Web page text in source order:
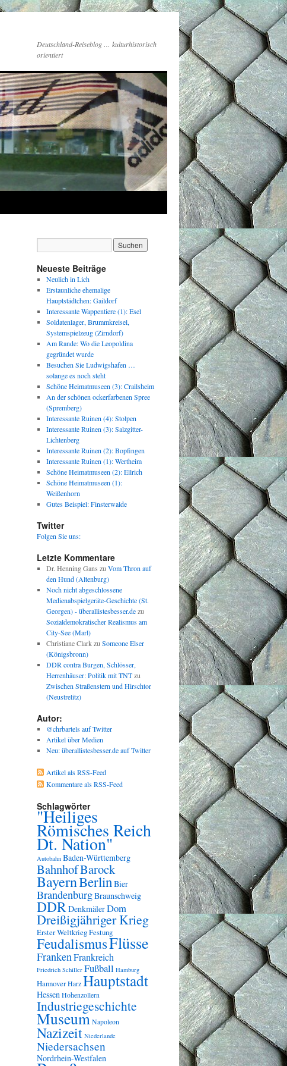
Deutschland-Reiseblog … kulturhistorisch
orientiert
Neueste Beiträge
Neulich in Lich
Erstaunliche ehemalige
Hauptstädtchen: Gaildorf
Interessante Wappentiere (1): Esel
Soldatenlager, Brummkreisel,
Systemspielzeug (Zirndorf)
Am Rande: Wo die Leopoldina
gegründet wurde
Besuchen Sie Ludwigshafen …
solange es noch steht
Schöne Heimatmuseen (3): Crailsheim
An der schönen ockerfarbenen Spree
(Spremberg)
Interessante Ruinen (4): Stolpen
Interessante Ruinen (3): Salzgitter-
Lichtenberg
Interessante Ruinen (2): Bopfingen
Interessante Ruinen (1): Wertheim
Schöne Heimatmuseen (2): Ellrich
Schöne Heimatmuseen (1):
Weißenhorn
Gutes Beispiel: Finsterwalde
Twitter
Folgen Sie uns:
Letzte Kommentare
Dr. Henning Gans zu Vom Thron auf
den Hund (Altenburg)
Noch nicht abgeschlossene
Medienabspielgeräte-Geschichte (St.
Georgen) - überallistesbesser.dezu
Sozialdemokratischer Realismus am
City-See (Marl)
Christiane Clarkzu Someone Elser
(Königsbronn)
DDR contra Burgen, Schlösser,
Herrenhäuser: Politik mit TNTzu
Zwischen Straßenstern und Hirschtor
(Neustrelitz)
Autor:
@chrbartels auf Twitter
Artikel über Medien
Neu: überallistesbesser.de auf Twitter
Artikel als RSS-Feed
Kommentare als RSS-Feed
Schlagwörter
"Heiliges
Römisches Reich
Dt. Nation"
Autobahn Baden-Württemberg
BahnhofBarock
BayernBerlinBier
BrandenburgBraunschweig
DDRDenkmälerDom
Dreißigjähriger Krieg
Erster WeltkriegFestung
FeudalismusFlüsse
FrankenFrankreich
Friedrich Schiller Fußball Hamburg
Hannover Harz Hauptstadt
Hessen Hohenzollern
Industriegeschichte
Museum Napoleon
Nazizeit Niederlande
Niedersachsen
Nordrhein-Westfalen